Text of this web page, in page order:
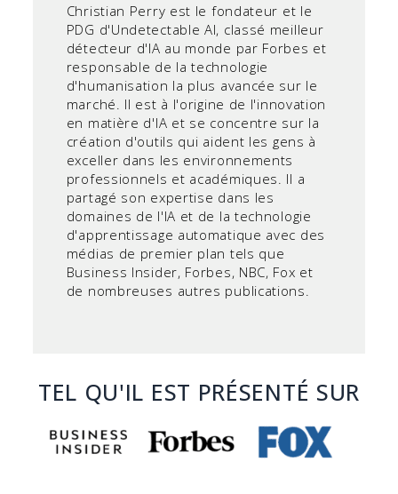
Christian Perry est le fondateur et le
PDG d'Undetectable AI, classé meilleur
détecteur d'IA au monde par Forbes et
responsable de la technologie
d'humanisation la plus avancée sur le
marché. Il est à l'origine de l'innovation
en matière d'IA et se concentre sur la
création d'outils qui aident les gens à
exceller dans les environnements
professionnels et académiques. Il a
partagé son expertise dans les
domaines de l'IA et de la technologie
d'apprentissage automatique avec des
médias de premier plan tels que
Business Insider, Forbes, NBC, Fox et
de nombreuses autres publications.
TEL QU'IL EST PRÉSENTÉ SUR